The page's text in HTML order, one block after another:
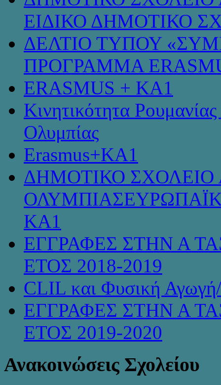
ΕΙΔΙΚΟ ΔΗΜΟΤΙΚΟ
ΔΕΛΤΙΟ ΤΥΠΟΥ
ΠΡΟΓΡΑΜΜΑ
ERASMUS + KA1
Κινητικότητα
Ολυμπίας
Erasmus+KA1
ΔΗΜΟΤΙΚΟ ΣΧΟΛΕΙΟ
KA1
ΕΓΓΡΑΦΕΣ ΣΤΗΝ Α
ΕΤΟΣ 2018-2019
CLIL και Φυσική
ΕΓΓΡΑΦΕΣ ΣΤΗΝ Α
ΕΤΟΣ 2019-2020
Ανακοινώσεις Σχολείου